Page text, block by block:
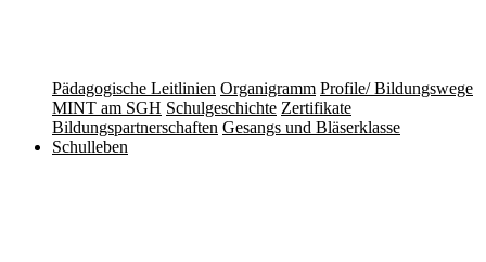
Pädagogische Leitlinien Organigramm Profile/ Bildungswege
MINT am SGH Schulgeschichte Zertifikate
Bildungspartnerschaften Gesangs und Bläserklasse
Schulleben